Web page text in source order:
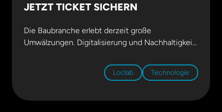
JETZT TICKET SICHERN
Die Baubranche erlebt derzeit große
Umwälzungen. Digitalisierung und Nachhaltigkeit
Entwicklungen prägen werden. Die neue
Kommunikations- und Informationsplattform
einen halbtägigen gleichnamigen Kongress. Am 8.
Loclab Technologie